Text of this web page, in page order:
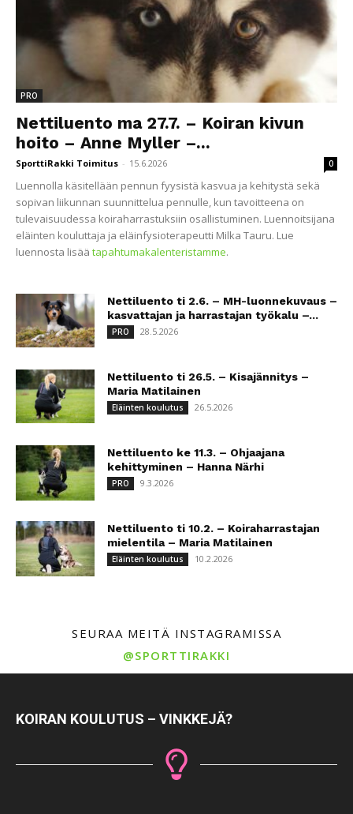
PRO
Nettiluento ma 27.7. – Koiran kivun
hoito – Anne Myller –...
SporttiRakki Toimitus - 15.6.2026 0
Luennolla käsitellään pennun fyysistä kasvua ja kehitystä sekä
sopivan liikunnan suunnittelua pennulle, kun tavoitteena on
tulevaisuudessa koiraharrastuksiin osallistuminen. Luennoitsijana
eläinten kouluttaja ja eläinfysioterapeutti Milka Tauru. Lue
luennosta lisää tapahtumakalenteristamme.
Nettiluento ti 2.6. – MH-luonnekuvaus –
kasvattajan ja harrastajan työkalu –...
PRO 28.5.2026
Nettiluento ti 26.5. – Kisajännitys –
Maria Matilainen
Eläinten koulutus 26.5.2026
Nettiluento ke 11.3. – Ohjaajana
kehittyminen – Hanna Närhi
PRO 9.3.2026
Nettiluento ti 10.2. – Koiraharrastajan
mielentila – Maria Matilainen
Eläinten koulutus 10.2.2026
SEURAA MEITÄ INSTAGRAMISSA
@SPORTTIRAKKI
KOIRAN KOULUTUS – VINKKEJÄ?